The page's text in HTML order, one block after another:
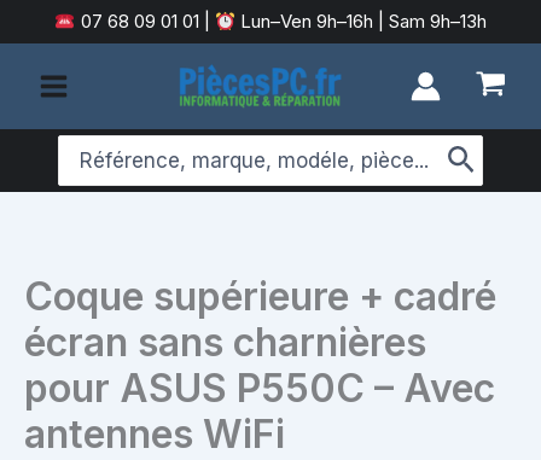
au
contenu
07 68 09 01 01 Lun–Ven 9h–16h | Sam 9h–13h
Search
for:
Coque supérieure + cadré
écran sans charnières
pour ASUS P550C – Avec
antennes WiFi